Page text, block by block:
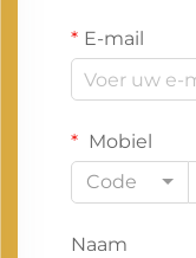
E-mail
Mobiel
Code
Naam